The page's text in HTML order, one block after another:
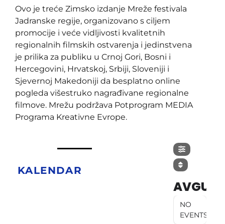
Ovo je treće Zimsko izdanje Mreže festivala
Jadranske regije, organizovano s ciljem
promocije i veće vidljivosti kvalitetnih
regionalnih filmskih ostvarenja i jedinstvena
je prilika za publiku u Crnoj Gori, Bosni i
Hercegovini, Hrvatskoj, Srbiji, Sloveniji i
Sjevernoj Makedoniji da besplatno online
pogleda višestruko nagrađivane regionalne
filmove. Mrežu podržava Potprogram MEDIA
Programa Kreativne Evrope.
KALENDAR
AVGUST
NO
EVENTS